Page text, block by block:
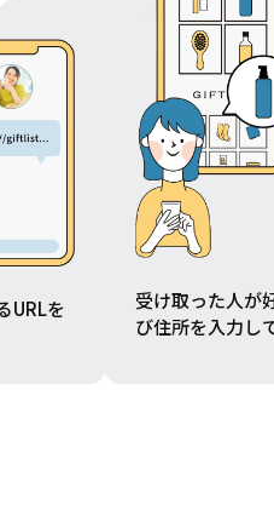
URLを
受け取った人が
び住所を入力し